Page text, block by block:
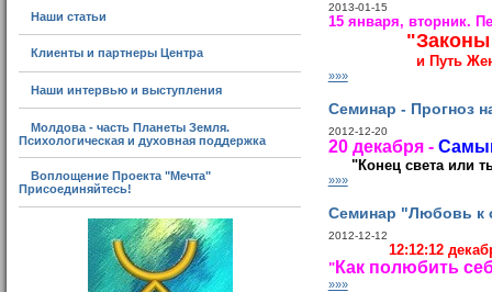
Наши статьи
Клиенты и партнеры Центра
Наши интервью и выступления
Молдова - часть Планеты Земля.
Психологическая и духовная поддержка
Воплощение Проекта "Мечта"
Присоединяйтесь!
2013-01-15
15 января, вторник.
и Путь
»»»
Семинар - Прогноз
2012-12-20
20 декабря -
"Конец света или
»»»
Семинар "Любовь к
2012-12-12
12:12:12
"Как полюбить
»»»